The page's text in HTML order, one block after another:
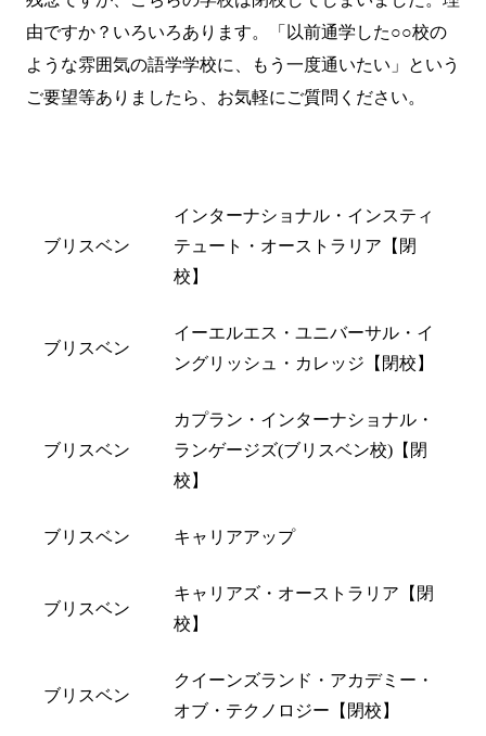
由ですか？いろいろあります。「以前通学した○○校の
ような雰囲気の語学学校に、もう一度通いたい」という
ご要望等ありましたら、 お気軽にご質問 ください。
ブリスベン
インターナショナル・インスティ
テュート・オーストラリア【閉
校】
ブリスベン
イーエルエス・ユニバーサル・イ
ングリッシュ・カレッジ【閉校】
ブリスベン
カプラン・インターナショナル・
ランゲージズ(ブリスベン校)【閉
校】
ブリスベン キャリアアップ
ブリスベン
キャリアズ・オーストラリア【閉
校】
ブリスベン
クイーンズランド・アカデミー・
オブ・テクノロジー【閉校】